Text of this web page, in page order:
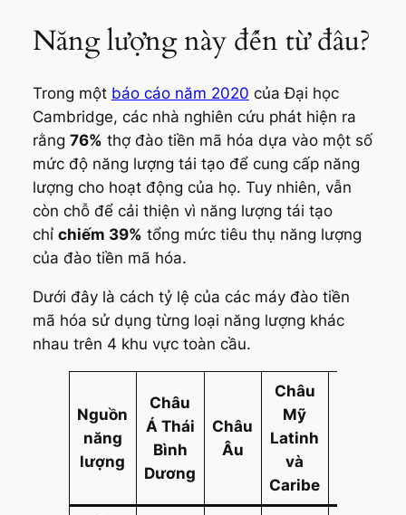
Năng lượng này đến từ đâu?
Trong một báo cáo năm 2020 của Đại học
Cambridge, các nhà nghiên cứu phát hiện ra
rằng 76% thợ đào tiền mã hóa dựa vào một số
mức độ năng lượng tái tạo để cung cấp năng
lượng cho hoạt động của họ. Tuy nhiên, vẫn
còn chỗ để cải thiện vì năng lượng tái tạo
chỉ chiếm 39% tổng mức tiêu thụ năng lượng
của đào tiền mã hóa.
Dưới đây là cách tỷ lệ của các máy đào tiền
mã hóa sử dụng từng loại năng lượng khác
nhau trên 4 khu vực toàn cầu.
Nguồn
năng
lượng
Châu
Á Thái
Bình
Dương
Châu
Âu
Châu
Mỹ
Latinh
và
Caribe